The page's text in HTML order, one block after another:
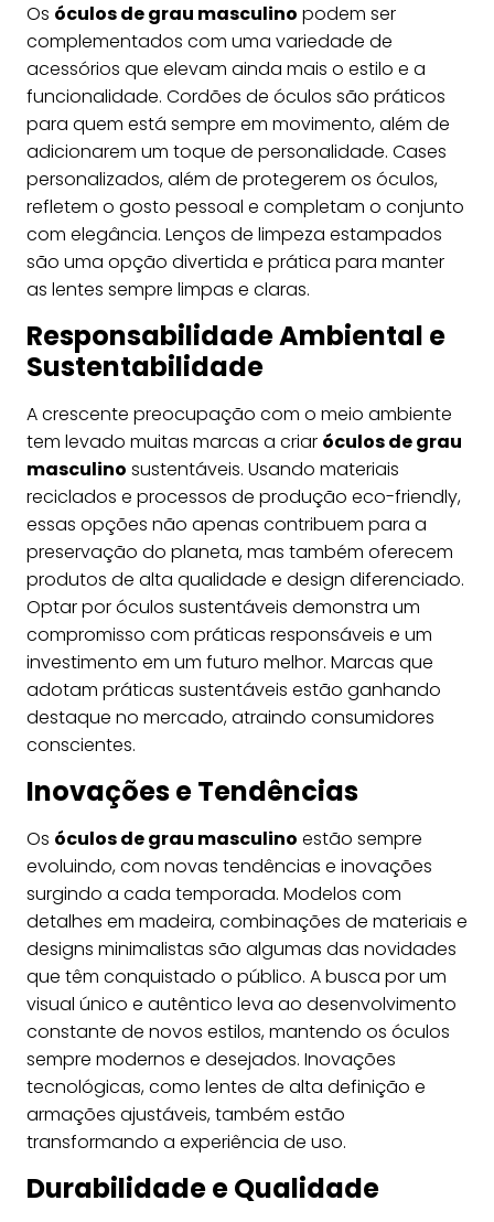
Os óculos de grau masculino podem ser
complementados com uma variedade de
acessórios que elevam ainda mais o estilo e a
funcionalidade. Cordões de óculos são práticos
para quem está sempre em movimento, além de
adicionarem um toque de personalidade. Cases
personalizados, além de protegerem os óculos,
refletem o gosto pessoal e completam o conjunto
com elegância. Lenços de limpeza estampados
são uma opção divertida e prática para manter
as lentes sempre limpas e claras.
Responsabilidade Ambiental e
Sustentabilidade
A crescente preocupação com o meio ambiente
tem levado muitas marcas a criar óculos de grau
masculino sustentáveis. Usando materiais
reciclados e processos de produção eco-friendly,
essas opções não apenas contribuem para a
preservação do planeta, mas também oferecem
produtos de alta qualidade e design diferenciado.
Optar por óculos sustentáveis demonstra um
compromisso com práticas responsáveis e um
investimento em um futuro melhor. Marcas que
adotam práticas sustentáveis estão ganhando
destaque no mercado, atraindo consumidores
conscientes.
Inovações e Tendências
Os óculos de grau masculino estão sempre
evoluindo, com novas tendências e inovações
surgindo a cada temporada. Modelos com
detalhes em madeira, combinações de materiais e
designs minimalistas são algumas das novidades
que têm conquistado o público. A busca por um
visual único e autêntico leva ao desenvolvimento
constante de novos estilos, mantendo os óculos
sempre modernos e desejados. Inovações
tecnológicas, como lentes de alta definição e
armações ajustáveis, também estão
transformando a experiência de uso.
Durabilidade e Qualidade